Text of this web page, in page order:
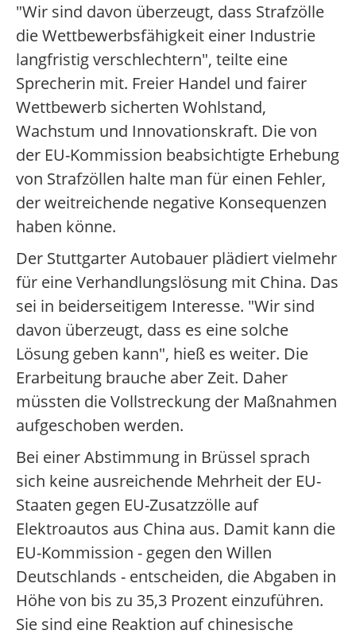
"Wir sind davon überzeugt, dass Strafzölle
die Wettbewerbsfähigkeit einer Industrie
langfristig verschlechtern", teilte eine
Sprecherin mit. Freier Handel und fairer
Wettbewerb sicherten Wohlstand,
Wachstum und Innovationskraft. Die von
der EU-Kommission beabsichtigte Erhebung
von Strafzöllen halte man für einen Fehler,
der weitreichende negative Konsequenzen
haben könne.
Der Stuttgarter Autobauer plädiert vielmehr
für eine Verhandlungslösung mit China. Das
sei in beiderseitigem Interesse. "Wir sind
davon überzeugt, dass es eine solche
Lösung geben kann", hieß es weiter. Die
Erarbeitung brauche aber Zeit. Daher
müssten die Vollstreckung der Maßnahmen
aufgeschoben werden.
Bei einer Abstimmung in Brüssel sprach
sich keine ausreichende Mehrheit der EU-
Staaten gegen EU-Zusatzzölle auf
Elektroautos aus China aus. Damit kann die
EU-Kommission - gegen den Willen
Deutschlands - entscheiden, die Abgaben in
Höhe von bis zu 35,3 Prozent einzuführen.
Sie sind eine Reaktion auf chinesische